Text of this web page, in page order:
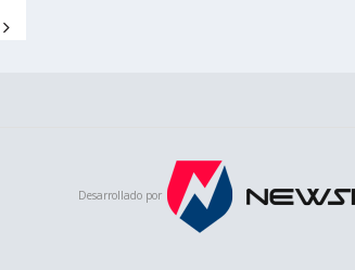
Desarrollado por